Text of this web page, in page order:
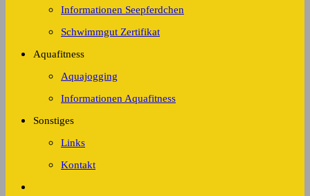
Informationen Seepferdchen
Schwimmgut Zertifikat
Aquafitness
Aquajogging
Informationen Aquafitness
Sonstiges
Links
Kontakt